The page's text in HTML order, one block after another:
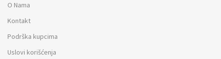
O Nama
Kontakt
Podrška kupcima
Uslovi korišćenja